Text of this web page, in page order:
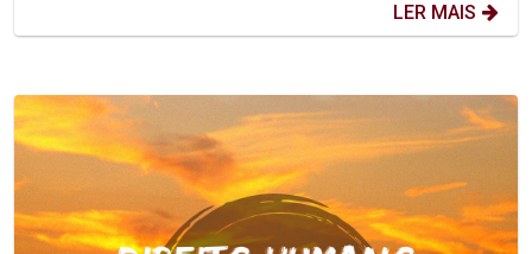
LER MAIS